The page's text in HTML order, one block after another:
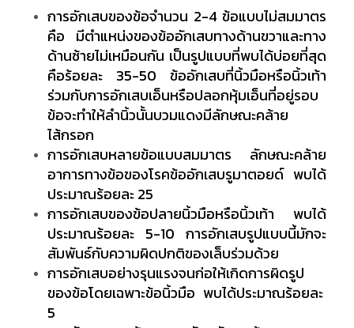
การอักเสบของข้อจำนวน 2-4 ข้อแบบไม่สมมาตร
คือ มีตำแหน่งของข้ออักเสบทางด้านขวาและทาง
ด้านซ้ายไม่เหมือนกัน เป็นรูปแบบที่พบได้บ่อยที่สุด
คือร้อยละ 35-50 ข้ออักเสบที่นิ้วมือหรือนิ้วเท้า
ร่วมกับการอักเสบเอ็นหรือปลอกหุ้มเอ็นที่อยู่รอบ
ข้อจะทำให้ลำนิ้วนั้นบวมแดงมีลักษณะคล้าย
ไส้กรอก
การอักเสบหลายข้อแบบสมมาตร ลักษณะคล้าย
อาการทางข้อของโรคข้ออักเสบรูมาตอยด์ พบได้
ประมาณร้อยละ 25
การอักเสบของข้อปลายนิ้วมือหรือนิ้วเท้า พบได้
ประมาณร้อยละ 5-10 การอักเสบรูปแบบนี้มักจะ
สัมพันธ์กับความผิดปกติของเล็บร่วมด้วย
การอักเสบอย่างรุนแรงจนก่อให้เกิดการผิดรูป
ของข้อโดยเฉพาะข้อนิ้วมือ พบได้ประมาณร้อยละ
5